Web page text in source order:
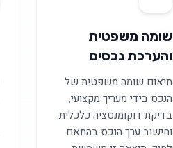
שומה משפטית
והערכת נכסים
תיאום שומה משפטית של
הנכס בידי מעריך מקצועי,
בדיקת דוקומנטציה כלכלית
וחישוב ערך הנכס בהתאם